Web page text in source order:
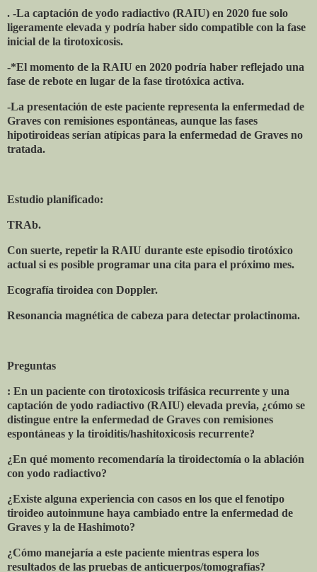
. -La captación de yodo radiactivo (RAIU) en 2020 fue solo
ligeramente elevada y podría haber sido compatible con la fase
inicial de la tirotoxicosis.
-*El momento de la RAIU en 2020 podría haber reflejado una
fase de rebote en lugar de la fase tirotóxica activa.
-La presentación de este paciente representa la enfermedad de
Graves con remisiones espontáneas, aunque las fases
hipotiroideas serían atípicas para la enfermedad de Graves no
tratada.
Estudio planificado:
TRAb.
Con suerte, repetir la RAIU durante este episodio tirotóxico
actual si es posible programar una cita para el próximo mes.
Ecografía tiroidea con Doppler.
Resonancia magnética de cabeza para detectar prolactinoma.
Preguntas
: En un paciente con tirotoxicosis trifásica recurrente y una
captación de yodo radiactivo (RAIU) elevada previa, ¿cómo se
distingue entre la enfermedad de Graves con remisiones
espontáneas y la tiroiditis/hashitoxicosis recurrente?
¿En qué momento recomendaría la tiroidectomía o la ablación
con yodo radiactivo?
¿Existe alguna experiencia con casos en los que el fenotipo
tiroideo autoinmune haya cambiado entre la enfermedad de
Graves y la de Hashimoto?
¿Cómo manejaría a este paciente mientras espera los
resultados de las pruebas de anticuerpos/tomografías?